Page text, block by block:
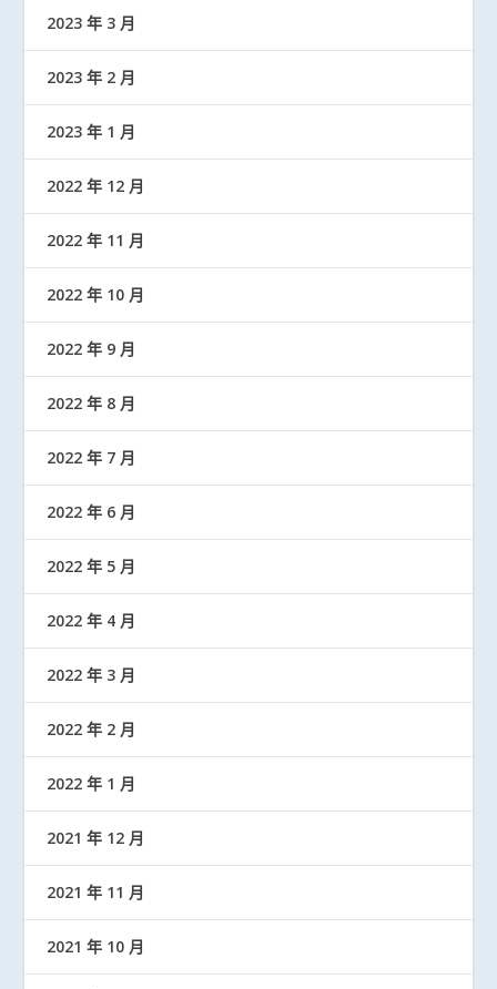
2023 年 3 月
2023 年 2 月
2023 年 1 月
2022 年 12 月
2022 年 11 月
2022 年 10 月
2022 年 9 月
2022 年 8 月
2022 年 7 月
2022 年 6 月
2022 年 5 月
2022 年 4 月
2022 年 3 月
2022 年 2 月
2022 年 1 月
2021 年 12 月
2021 年 11 月
2021 年 10 月